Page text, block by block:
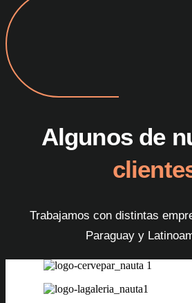
Algunos de
Trabajamos con distintas
Paraguay y